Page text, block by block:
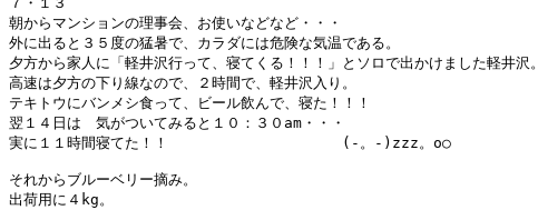
朝からマンションの理事会、お使いなどなど・・・
外に出ると３５度の猛暑で、カラダには危険な気温である。
夕方から家人に「軽井沢行って、寝てくる！！！」とソロで出かけました軽井沢。
高速は夕方の下り線なので、２時間で、軽井沢入り。
テキトウにバンメシ食って、ビール飲んで、寝た！！！
翌１４日は　気がついてみると１０：３０am・・・
実に１１時間寝てた！！　　　　　　　　　　　　(-。-)zzz。o○
それからブルーベリー摘み。
出荷用に４kg。